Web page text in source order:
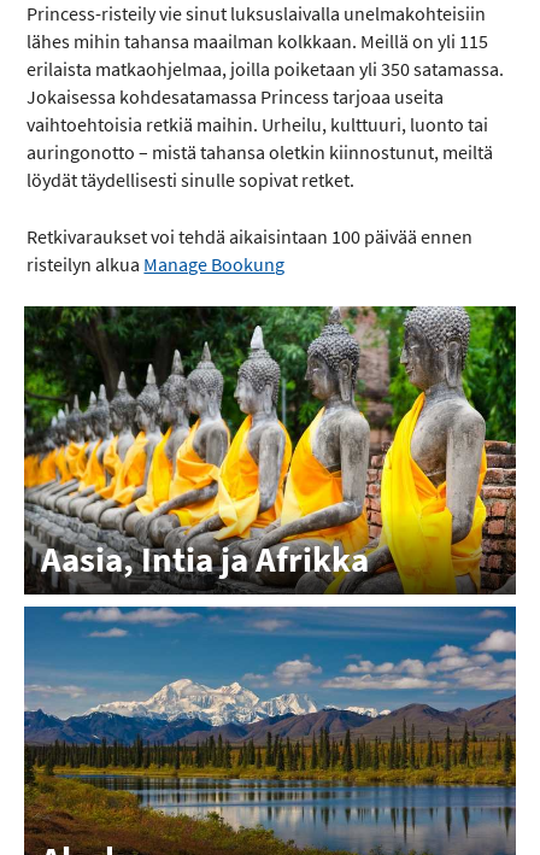
Princess-risteily vie sinut luksuslaivalla unelmakohteisiin
lähes mihin tahansa maailman kolkkaan. Meillä on yli 115
erilaista matkaohjelmaa, joilla poiketaan yli 350 satamassa.
Jokaisessa kohdesatamassa Princess tarjoaa useita
vaihtoehtoisia retkiä maihin. Urheilu, kulttuuri, luonto tai
auringonotto – mistä tahansa oletkin kiinnostunut, meiltä
löydät täydellisesti sinulle sopivat retket.
Retkivaraukset voi tehdä aikaisintaan 100 päivää ennen
risteilyn alkua Manage Bookung
Aasia, Intia ja Afrikka